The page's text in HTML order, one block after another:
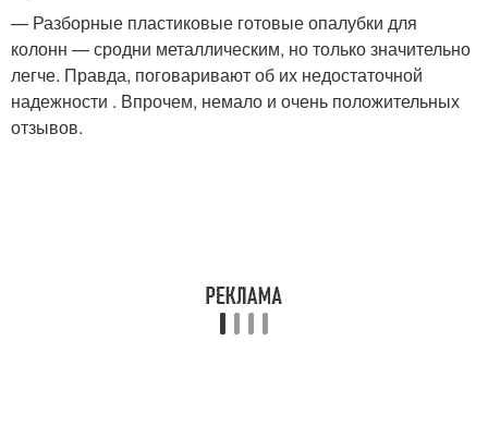
— Разборные пластиковые готовые опалубки для
колонн — сродни металлическим, но только значительно
легче. Правда, поговаривают об их недостаточной
надежности . Впрочем, немало и очень положительных
отзывов.